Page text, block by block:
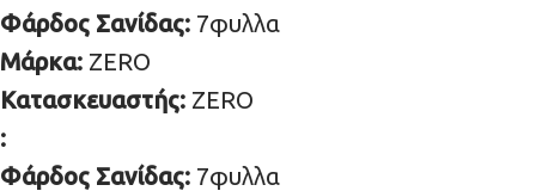
Φάρδος Σανίδας: 7φυλλα
Μάρκα: ZERO
Κατασκευαστής: ZERO
:
Φάρδος Σανίδας: 7φυλλα